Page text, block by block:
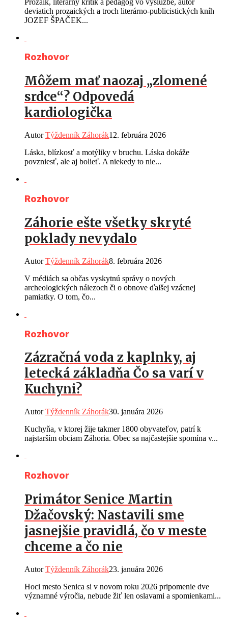
deviatich prozaických a troch literárno-publicistických kníh
JOZEF ŠPAČEK...
Rozhovor
Môžem mať naozaj „zlomené
srdce“? Odpovedá
kardiologička
AutorTýždenník Záhorák12. februára 2026
Láska, blízkosť a motýliky v bruchu. Láska dokáže
povzniesť, ale aj bolieť. A niekedy to nie...
Rozhovor
Záhorie ešte všetky skryté
poklady nevydalo
AutorTýždenník Záhorák8. februára 2026
V médiách sa občas vyskytnú správy o nových
archeologických nálezoch či o obnove ďalšej vzácnej
pamiatky. O tom, čo...
Rozhovor
Zázračná voda z kaplnky, aj
letecká základňa Čo sa varí v
Kuchyni?
AutorTýždenník Záhorák30. januára 2026
Kuchyňa, v ktorej žije takmer 1800 obyvateľov, patrí k
najstarším obciam Záhoria. Obec sa najčastejšie spomína v...
Rozhovor
Primátor Senice Martin
Džačovský: Nastavili sme
jasnejšie pravidlá, čo v meste
chceme a čo nie
AutorTýždenník Záhorák23. januára 2026
Hoci mesto Senica si v novom roku 2026 pripomenie dve
významné výročia, nebude žiť len oslavami a spomienkami...